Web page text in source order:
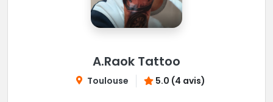
A.Raok Tattoo
Toulouse 5.0 (4 avis)